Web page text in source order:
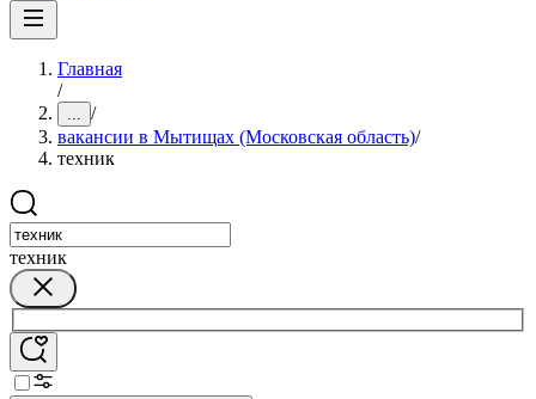
Главная
/
... /
вакансии в Мытищах (Московская область)/
техник
техник